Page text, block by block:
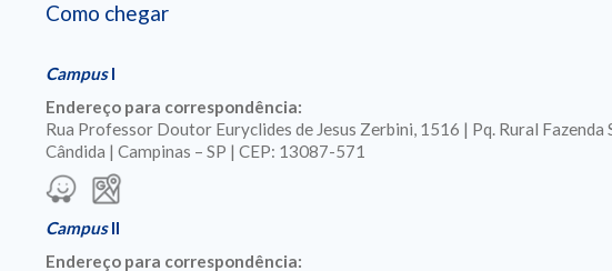
Como chegar
CampusI
Endereço para correspondência:
Rua Professor Doutor Euryclides de Jesus Zerbini, 1516 | Pq. Rural Fazenda
Cândida | Campinas – SP | CEP: 13087-571
CampusII
Endereço para correspondência: